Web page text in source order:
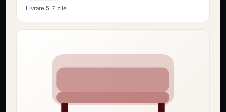
Livrare 5-7 zile